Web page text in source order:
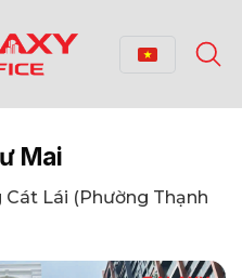
Mai
Lái (Phường Thạnh